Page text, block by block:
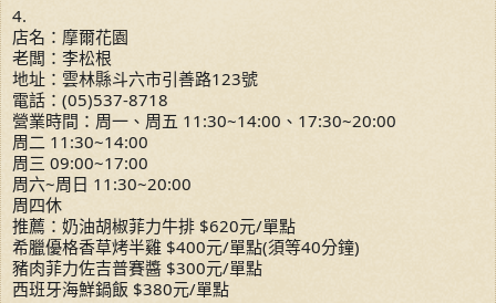
4.
店名：摩爾花園
老闆：李松根
地址：雲林縣斗六市引善路123號
電話：(05)537-8718
營業時間：周一、周五 11:30~14:00、17:30~20:00
周二 11:30~14:00
周三 09:00~17:00
周六~周日 11:30~20:00
周四休
推薦：奶油胡椒菲力牛排 $620元/單點
希臘優格香草烤半雞 $400元/單點(須等40分鐘)
豬肉菲力佐吉普賽醬 $300元/單點
西班牙海鮮鍋飯 $380元/單點